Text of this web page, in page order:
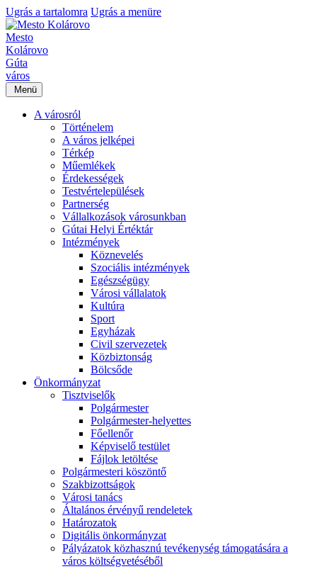
Ugrás a tartalomra Ugrás a menüre
Mesto
Kolárovo
Gúta
város
Menü
A városról
Történelem
A város jelképei
Térkép
Műemlékek
Érdekességek
Testvértelepülések
Partnerség
Vállalkozások városunkban
Gútai Helyi Értéktár
Intézmények
Köznevelés
Szociális intézmények
Egészségügy
Városi vállalatok
Kultúra
Sport
Egyházak
Civil szervezetek
Közbiztonság
Bölcsőde
Önkormányzat
Tisztviselők
Polgármester
Polgármester-helyettes
Főellenőr
Képviselő testület
Fájlok letöltése
Polgármesteri köszöntő
Szakbizottságok
Városi tanács
Általános érvényű rendeletek
Határozatok
Digitális önkormányzat
Pályázatok közhasznú tevékenység támogatására a
város költségvetéséből